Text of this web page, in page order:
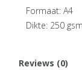
Formaat: A4
Dikte: 250 gsm
Reviews (0)